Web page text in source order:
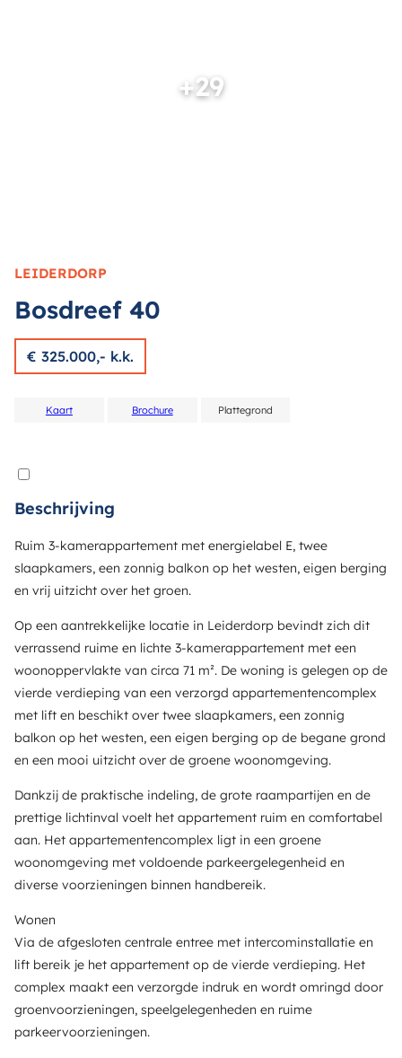
+29
LEIDERDORP
Bosdreef 40
€ 325.000,- k.k.
Kaart Brochure Plattegrond
Beschrijving
Ruim 3-kamerappartement met energielabel E, twee
slaapkamers, een zonnig balkon op het westen, eigen berging
en vrij uitzicht over het groen.
Op een aantrekkelijke locatie in Leiderdorp bevindt zich dit
verrassend ruime en lichte 3-kamerappartement met een
woonoppervlakte van circa 71 m². De woning is gelegen op de
vierde verdieping van een verzorgd appartementencomplex
met lift en beschikt over twee slaapkamers, een zonnig
balkon op het westen, een eigen berging op de begane grond
en een mooi uitzicht over de groene woonomgeving.
Dankzij de praktische indeling, de grote raampartijen en de
prettige lichtinval voelt het appartement ruim en comfortabel
aan. Het appartementencomplex ligt in een groene
woonomgeving met voldoende parkeergelegenheid en
diverse voorzieningen binnen handbereik.
Wonen
Via de afgesloten centrale entree met intercominstallatie en
lift bereik je het appartement op de vierde verdieping. Het
complex maakt een verzorgde indruk en wordt omringd door
groenvoorzieningen, speelgelegenheden en ruime
parkeervoorzieningen.